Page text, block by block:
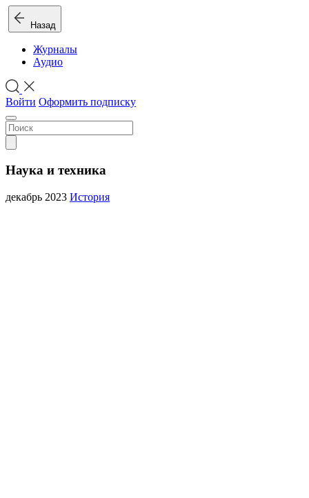
Назад
Журналы
Аудио
Войти Оформить подписку
Наука и техника
декабрь 2023 История